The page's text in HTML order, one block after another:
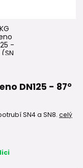
DN125 - 87°
SN4 a SN8. celý